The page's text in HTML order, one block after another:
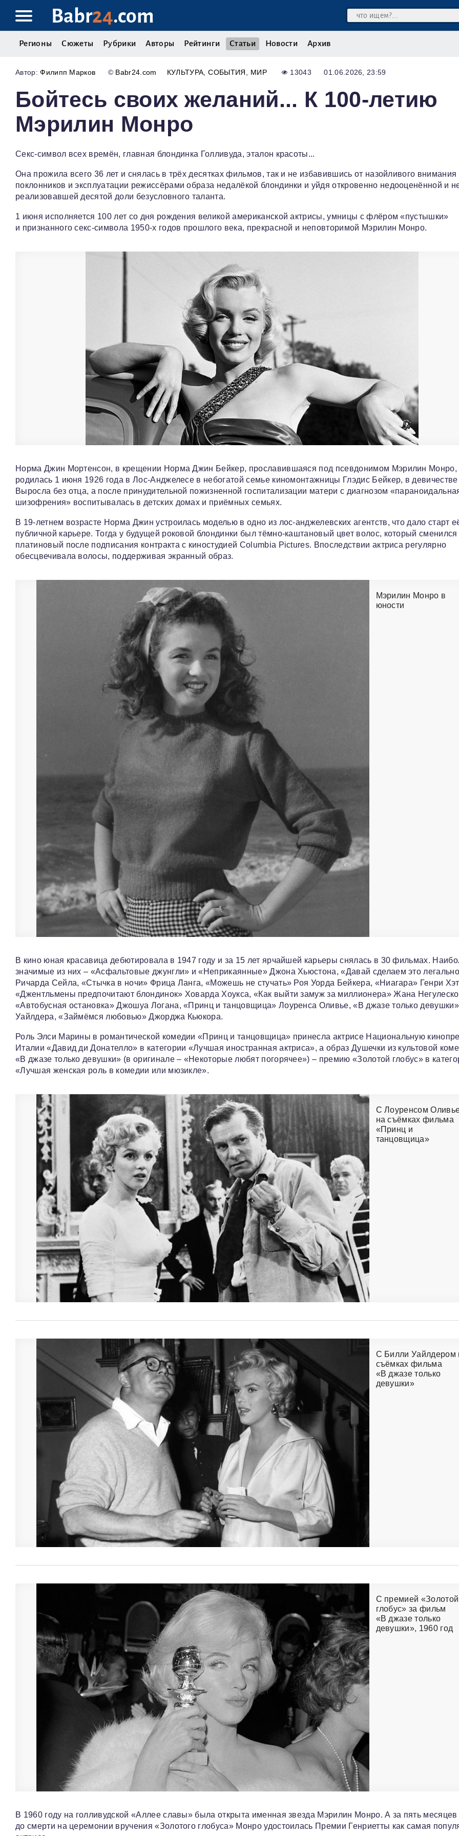
Babr24.com
Регионы Сюжеты Рубрики Авторы Рейтинги Статьи Новости Архив
Филипп Марков © Babr24.com КУЛЬТУРА СОБЫТИЯ МИР 13043 01.06.2026, 23:59
Бойтесь своих желаний... К 100‑летию
Мэрилин Монро
Секс-символ всех времён, главная блондинка Голливуда, эталон красоты...
Она прожила всего 36 лет и снялась в трёх десятках фильмов, так и не избавившись от назойливого внимания
поклонников и эксплуатации режиссёрами образа недалёкой блондинки и уйдя откровенно недооценённой и
реализовавшей десятой доли безусловного таланта.
1 июня исполняется 100 лет со дня рождения великой американской актрисы, умницы с флёром «пустышки»
и признанного секс-символа 1950‑х годов прошлого века, прекрасной и неповторимой Мэрилин Монро.
Норма Джин Мортенсон, в крещении Норма Джин Бейкер, прославившаяся под псевдонимом Мэрилин Монро,
родилась 1 июня 1926 года в Лос-Анджелесе в небогатой семье киномонтажницы Глэдис Бейкер, в
Выросла без отца, а после принудительной пожизненной госпитализации матери с диагнозом
шизофрения» воспитывалась в детских домах и приёмных семьях.
В 19-летнем возрасте Норма Джин устроилась моделью в одно из лос-анджелевских агентств, что дало старт
публичной карьере. Тогда у будущей роковой блондинки был тёмно-каштановый цвет волос, который сменился
платиновый после подписания контракта с киностудией Columbia Pictures. Впоследствии актриса регулярно
обесцвечивала волосы, поддерживая экранный образ.
Мэрилин Монро в
юности
В кино юная красавица дебютировала в 1947 году и за 15 лет ярчайшей карьеры снялась в 30 фильмах.
значимые из них – «Асфальтовые джунгли» и «Неприкаянные» Джона Хьюстона, «Давай сделаем это
Ричарда Сейла, «Стычка в ночи» Фрица Ланга, «Можешь не стучать» Роя Уорда Бейкера, «Ниагара» Генри
«Джентльмены предпочитают блондинок» Ховарда Хоукса, «Как выйти замуж за миллионера» Жана
«Автобусная остановка» Джошуа Логана, «Принц и танцовщица» Лоуренса Оливье, «В джазе только
Уайлдера, «Займёмся любовью» Джорджа Кьюкора.
Роль Элси Марины в романтической комедии «Принц и танцовщица» принесла актрисе Национальную
Италии «Давид ди Донателло» в категории «Лучшая иностранная актриса», а образ Душечки из культовой
«В джазе только девушки» (в оригинале – «Некоторые любят погорячее») – премию «Золотой глобус» в
«Лучшая женская роль в комедии или мюзикле».
С Лоуренсом
на съёмках фильма
«Принц и
танцовщица»
С Билли Уайлдером
съёмках фильма
«В джазе только
девушки»
С премией «Золотой
глобус» за фильм
«В джазе только
девушки», 1960 год
В 1960 году на голливудской «Аллее славы» была открыта именная звезда Мэрилин Монро. А за пять месяцев
до смерти на церемонии вручения «Золотого глобуса» Монро удостоилась Премии Генриетты как самая